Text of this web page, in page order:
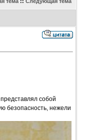
собой
безопасность, нежели